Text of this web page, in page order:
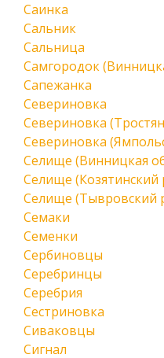
Саинка
Сальник
Сальница
Самгородок
Сапежанка
Севериновка
Севериновка
Севериновка
Селище (Винницкая
Селище (Козятинский
Селище (Тывровский
Семаки
Семенки
Сербиновцы
Серебринцы
Серебрия
Сестриновка
Сиваковцы
Сигнал